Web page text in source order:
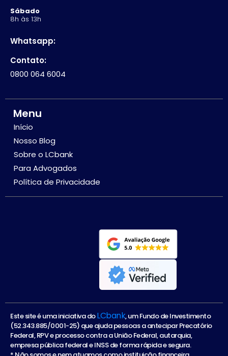
Sábado
8h às 13h
Whatsapp:
Contato:
0800 064 6004
Menu
Início
Nosso Blog
Sobre o LCbank
Para Advogados
Política de Privacidade
Este site é uma iniciativa doLCbank, um Fundo de Investimento
(52.343.885/0001-25) que ajuda pessoas a antecipar Precatório
Federal, RPV e processo contra a União Federal, autarquia,
empresa pública federal e INSS de forma rápida e segura.